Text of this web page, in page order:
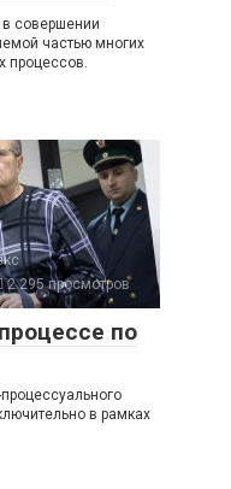
совершении
частью многих
процессов.
2 295 просмотров
по
в рамках